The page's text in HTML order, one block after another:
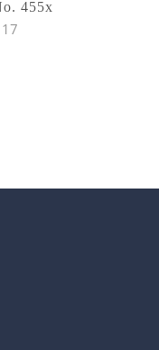
455x